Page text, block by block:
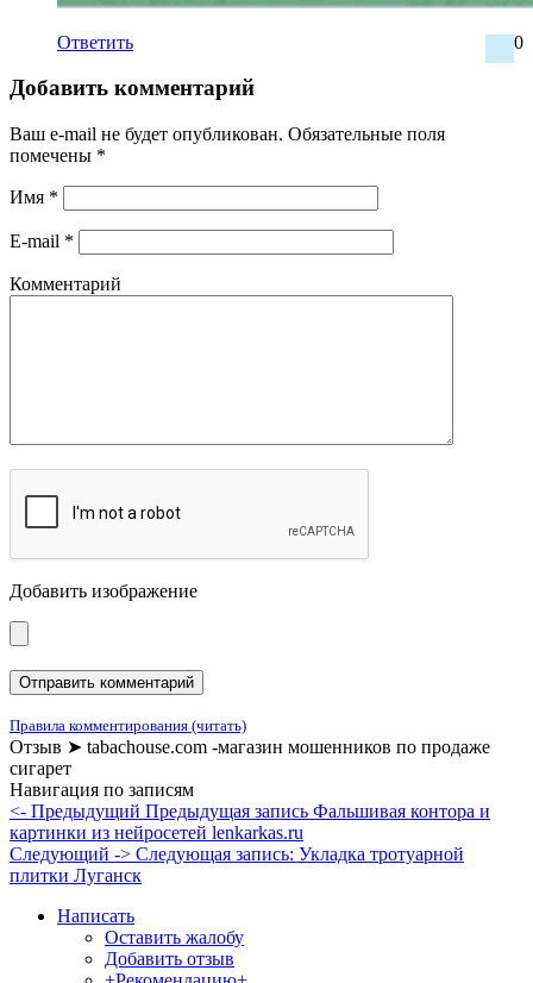
0
Ответить
Добавить комментарий
Ваш e-mail не будет опубликован. Обязательные поля
помечены *
Имя *
E-mail *
Комментарий
Добавить изображение
Правила комментирования (читать)
Отзыв ➤ tabachouse.com -магазин мошенников по продаже
сигарет
Навигация по записям
<- Предыдущий Предыдущая запись Фальшивая контора и
картинки из нейросетей lenkarkas.ru
Следующий -> Следующая запись: Укладка тротуарной
плитки Луганск
Написать
Оставить жалобу
Добавить отзыв